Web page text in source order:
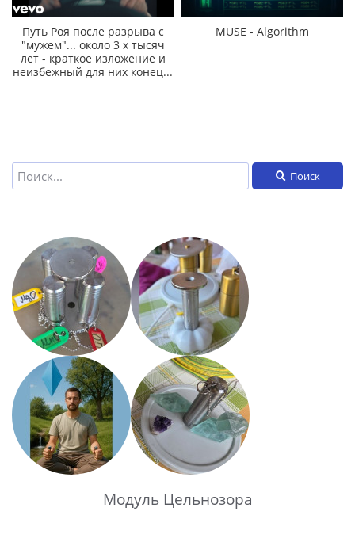
Путь Роя после разрыва с
"мужем"... около 3 х тысяч
лет - краткое изложение и
неизбежный для них конец...
MUSE - Algorithm
Поиск
Модуль Цельнозора